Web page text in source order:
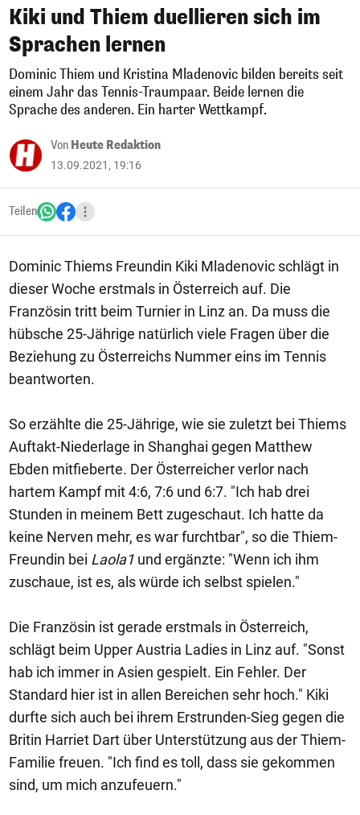
Kiki und Thiem duellieren sich im
Sprachen lernen
Dominic Thiem und Kristina Mladenovic bilden bereits seit
einem Jahr das Tennis-Traumpaar. Beide lernen die
Sprache des anderen. Ein harter Wettkampf.
Von Heute Redaktion
13.09.2021, 19:16
Teilen
Dominic Thiems Freundin Kiki Mladenovic schlägt in
dieser Woche erstmals in Österreich auf. Die
Französin tritt beim Turnier in Linz an. Da muss die
hübsche 25-Jährige natürlich viele Fragen über die
Beziehung zu Österreichs Nummer eins im Tennis
beantworten.
So erzählte die 25-Jährige, wie sie zuletzt bei Thiems
Auftakt-Niederlage in Shanghai gegen Matthew
Ebden mitfieberte. Der Österreicher verlor nach
hartem Kampf mit 4:6, 7:6 und 6:7. "Ich hab drei
Stunden in meinem Bett zugeschaut. Ich hatte da
keine Nerven mehr, es war furchtbar", so die Thiem-
Freundin bei Laola1 und ergänzte: "Wenn ich ihm
zuschaue, ist es, als würde ich selbst spielen."
Die Französin ist gerade erstmals in Österreich,
schlägt beim Upper Austria Ladies in Linz auf. "Sonst
hab ich immer in Asien gespielt. Ein Fehler. Der
Standard hier ist in allen Bereichen sehr hoch." Kiki
durfte sich auch bei ihrem Erstrunden-Sieg gegen die
Britin Harriet Dart über Unterstützung aus der Thiem-
Familie freuen. "Ich find es toll, dass sie gekommen
sind, um mich anzufeuern."